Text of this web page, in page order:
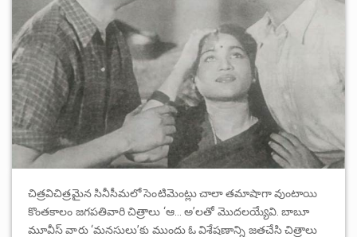
చిత్రవిచిత్రమైన సినీసీమలో సెంటిమెంట్లు చాలా తమాషాగా వుంటాయి
కొంతకాలం జగపతివారి చిత్రాలు ‘ఆ… అ’లతో మొదలయ్యేవి. బాబూ
మూవీస్ వారు ‘మనసులు’కు ముందు ఓ విశేషణాన్ని జతచేసి చిత్రాలు